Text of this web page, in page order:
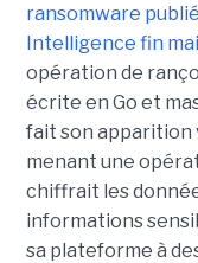
ransomware
Intelligence fin mai
opération de
écrite en Go et
fait son apparition
menant une
chiffrait les
informations
sa plateforme à